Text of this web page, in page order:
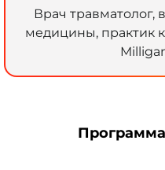
Врач
медицины, практик